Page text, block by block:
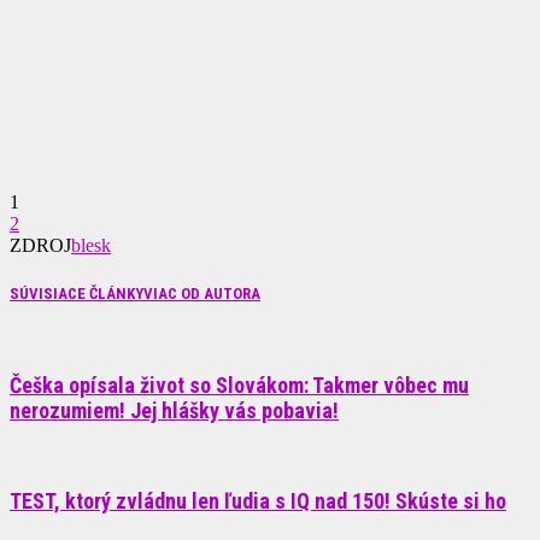
1
2
ZDROJblesk
SÚVISIACE ČLÁNKYVIAC OD AUTORA
Češka opísala život so Slovákom: Takmer vôbec mu
nerozumiem! Jej hlášky vás pobavia!
TEST, ktorý zvládnu len ľudia s IQ nad 150! Skúste si ho